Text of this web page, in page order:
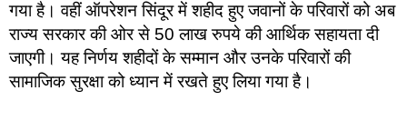
गया है। वहीं ऑपरेशन सिंदूर में शहीद हुए जवानों के परिवारों को अब
राज्य सरकार की ओर से 50 लाख रुपये की आर्थिक सहायता दी
जाएगी। यह निर्णय शहीदों के सम्मान और उनके परिवारों की
सामाजिक सुरक्षा को ध्यान में रखते हुए लिया गया है।